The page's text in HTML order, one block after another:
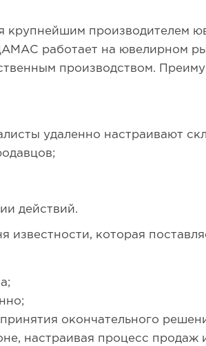
крупнейшим производителем
работает на ювелирном
производством.
удаленно настраивают
действий.
известности, которая
окончательного
настраивая процесс продаж